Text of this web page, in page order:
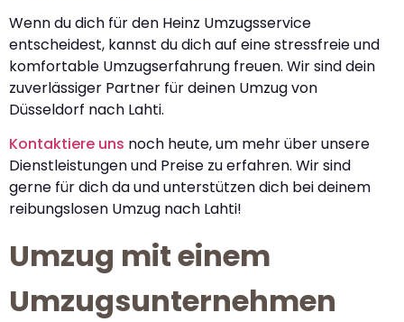
Wenn du dich für den Heinz Umzugsservice
entscheidest, kannst du dich auf eine stressfreie und
komfortable Umzugserfahrung freuen. Wir sind dein
zuverlässiger Partner für deinen Umzug von
Düsseldorf nach Lahti.
Kontaktiere uns noch heute, um mehr über unsere
Dienstleistungen und Preise zu erfahren. Wir sind
gerne für dich da und unterstützen dich bei deinem
reibungslosen Umzug nach Lahti!
Umzug mit einem
Umzugsunternehmen